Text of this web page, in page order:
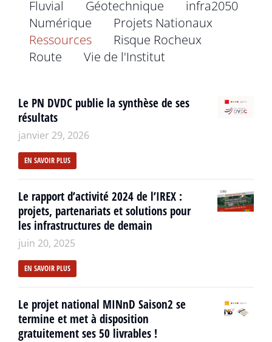
Fluvial
Géotechnique
infra2050
Numérique
Projets Nationaux
Ressources
Risque Rocheux
Route
Vie de l'Institut
Le PN DVDC publie la synthèse de ses
résultats
janvier 29, 2026
EN SAVOIR PLUS
Le rapport d’activité 2024 de l’IREX :
projets, partenariats et solutions pour
les infrastructures de demain
juin 20, 2025
EN SAVOIR PLUS
Le projet national MINnD Saison2 se
termine et met à disposition
gratuitement ses 50 livrables !